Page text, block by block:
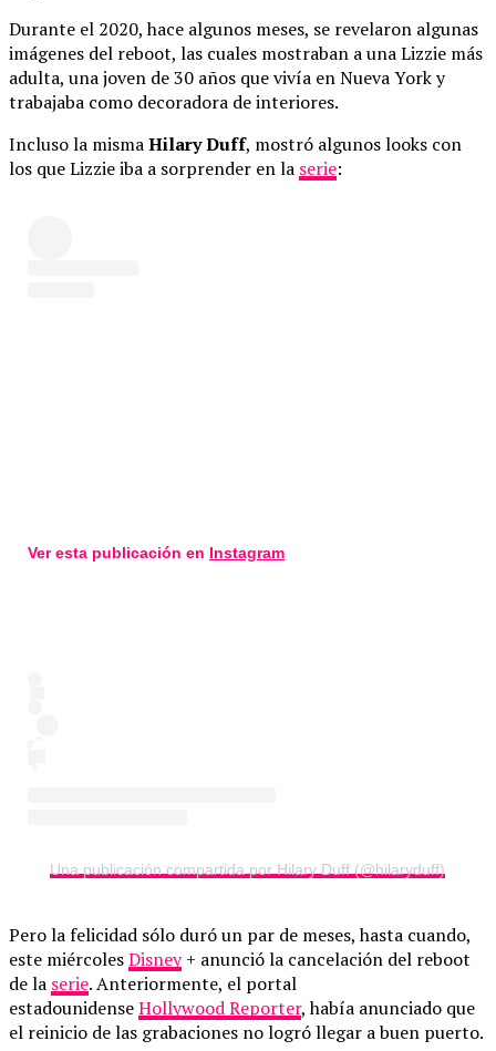
Durante el 2020, hace algunos meses, se revelaron algunas
imágenes del reboot, las cuales mostraban a una Lizzie más
adulta, una joven de 30 años que vivía en Nueva York y
trabajaba como decoradora de interiores.
Incluso la mismaHilary Duff, mostró algunos looks con
los que Lizzie iba a sorprender en la serie:
Ver esta publicación en Instagram
Una publicación compartida por Hilary Duff (@hilaryduff)
Pero la felicidad sólo duró un par de meses, hasta cuando,
este miércolesDisney+ anunció la cancelación del reboot
de la serie. Anteriormente, el portal
estadounidenseHollywood Reporter, había anunciado que
el reinicio de las grabaciones no logró llegar a buen puerto.